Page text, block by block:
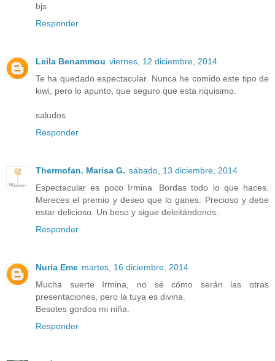
bjs
Responder
Leila Benammou viernes, 12 diciembre, 2014
Te ha quedado espectacular. Nunca he comido este tipo de
kiwi, pero lo apunto, que seguro que esta riquisimo.
saludos
Responder
Thermofan. Marisa G. sábado, 13 diciembre, 2014
Espectacular es poco Irmina. Bordas todo lo que haces.
Mereces el premio y deseo que lo ganes. Precioso y debe
estar delicioso. Un beso y sigue deleitándonos.
Responder
Nuria Eme martes, 16 diciembre, 2014
Mucha suerte Irmina, no sé cómo serán las otras
presentaciones, pero la tuya es divina.
Besotes gordos mi niña.
Responder